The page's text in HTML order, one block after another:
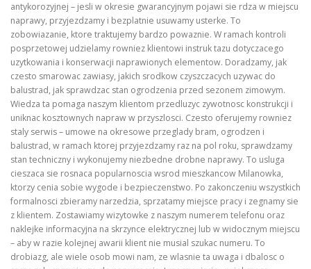
antykorozyjnej – jesli w okresie gwarancyjnym pojawi sie rdza w miejscu
naprawy, przyjezdzamy i bezplatnie usuwamy usterke. To
zobowiazanie, ktore traktujemy bardzo powaznie. W ramach kontroli
posprzetowej udzielamy rowniez klientowi instruk tazu dotyczacego
uzytkowania i konserwacji naprawionych elementow. Doradzamy, jak
czesto smarowac zawiasy, jakich srodkow czyszczacych uzywac do
balustrad, jak sprawdzac stan ogrodzenia przed sezonem zimowym.
Wiedza ta pomaga naszym klientom przedluzyc zywotnosc konstrukcji i
uniknac kosztownych napraw w przyszlosci. Czesto oferujemy rowniez
staly serwis – umowe na okresowe przeglady bram, ogrodzen i
balustrad, w ramach ktorej przyjezdzamy raz na pol roku, sprawdzamy
stan techniczny i wykonujemy niezbedne drobne naprawy. To usluga
cieszaca sie rosnaca popularnoscia wsrod mieszkancow Milanowka,
ktorzy cenia sobie wygode i bezpieczenstwo. Po zakonczeniu wszystkich
formalnosci zbieramy narzedzia, sprzatamy miejsce pracy i zegnamy sie
z klientem. Zostawiamy wizytowke z naszym numerem telefonu oraz
naklejke informacyjna na skrzynce elektrycznej lub w widocznym miejscu
– aby w razie kolejnej awarii klient nie musial szukac numeru. To
drobiazg, ale wiele osob mowi nam, ze wlasnie ta uwaga i dbalosc o